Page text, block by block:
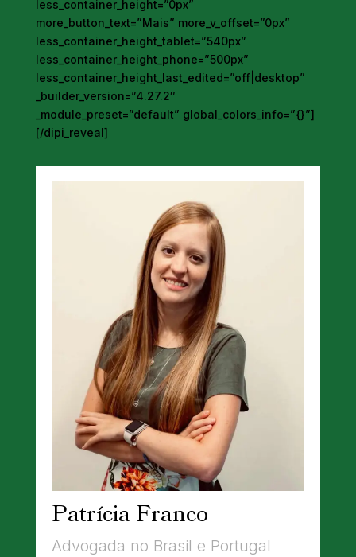
less_container_height=”0px”
more_button_text=”Mais” more_v_offset=”0px”
less_container_height_tablet=”540px”
less_container_height_phone=”500px”
less_container_height_last_edited=”off|desktop”
_builder_version=”4.27.2″
_module_preset=”default” global_colors_info=”{}”]
[/dipi_reveal]
Patrícia Franco
Advogada no Brasil e Portugal